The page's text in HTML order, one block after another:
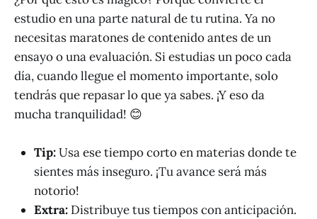
estudio en una parte natural de tu rutina. Ya no
necesitas maratones de contenido antes de un
ensayo o una evaluación. Si estudias un poco cada
día, cuando llegue el momento importante, solo
tendrás que repasar lo que ya sabes. ¡Y eso da
mucha tranquilidad! 😊
Tip:Usa ese tiempo corto en materias donde te
sientes más inseguro. ¡Tu avance será más
notorio!
Extra: Distribuye tus tiempos con anticipación.